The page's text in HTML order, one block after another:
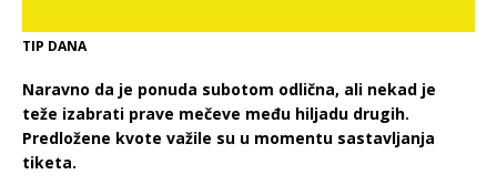
TIP DANA
Naravno da je ponuda subotom odlična, ali nekad je
teže izabrati prave mečeve među hiljadu drugih.
Predložene kvote važile su u momentu sastavljanja
tiketa.